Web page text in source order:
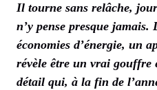
Il tourne sans relâche,
n’y pense presque jamais.
économies d’énergie, un
révèle être un vrai gouffre
détail qui, à la fin de